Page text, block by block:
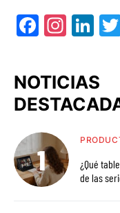
Facebook
NOTICIAS
¿Qué
de las